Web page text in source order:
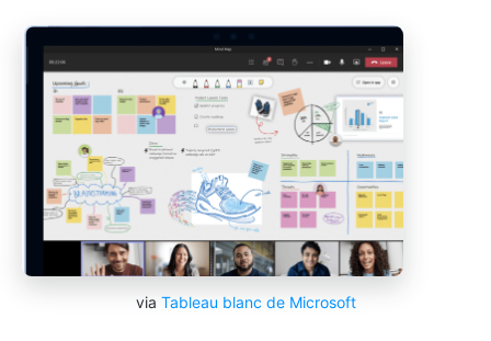
via Tableau blanc de Microsoft